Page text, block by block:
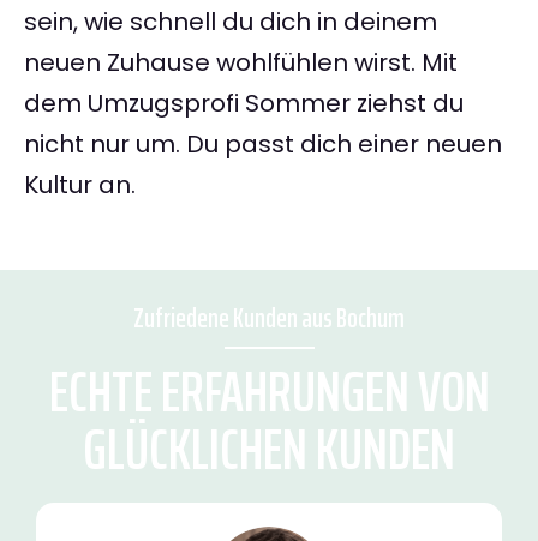
sein, wie schnell du dich in deinem
neuen Zuhause wohlfühlen wirst. Mit
dem Umzugsprofi Sommer ziehst du
nicht nur um. Du passt dich einer neuen
Kultur an.
Zufriedene Kunden aus Bochum
ECHTE ERFAHRUNGEN VON
GLÜCKLICHEN KUNDEN